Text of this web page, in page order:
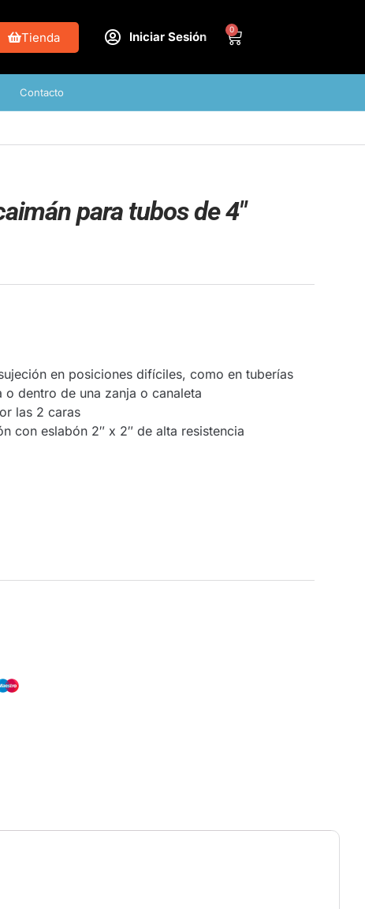
Tienda Iniciar Sesión
0
Contacto
para tubos de 4″
en posiciones difíciles, como en tuberías
dentro de una zanja o canaleta
las 2 caras
con eslabón 2″ x 2″ de alta resistencia